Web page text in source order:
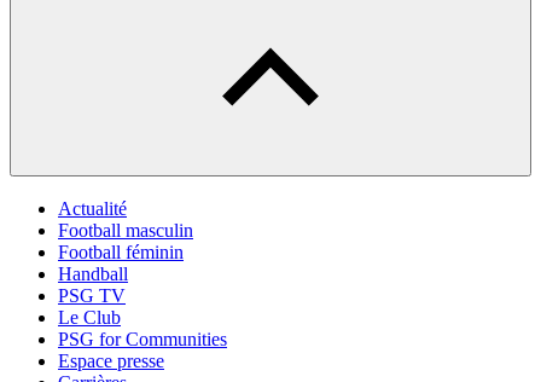
Actualité
Football masculin
Football féminin
Handball
PSG TV
Le Club
PSG for Communities
Espace presse